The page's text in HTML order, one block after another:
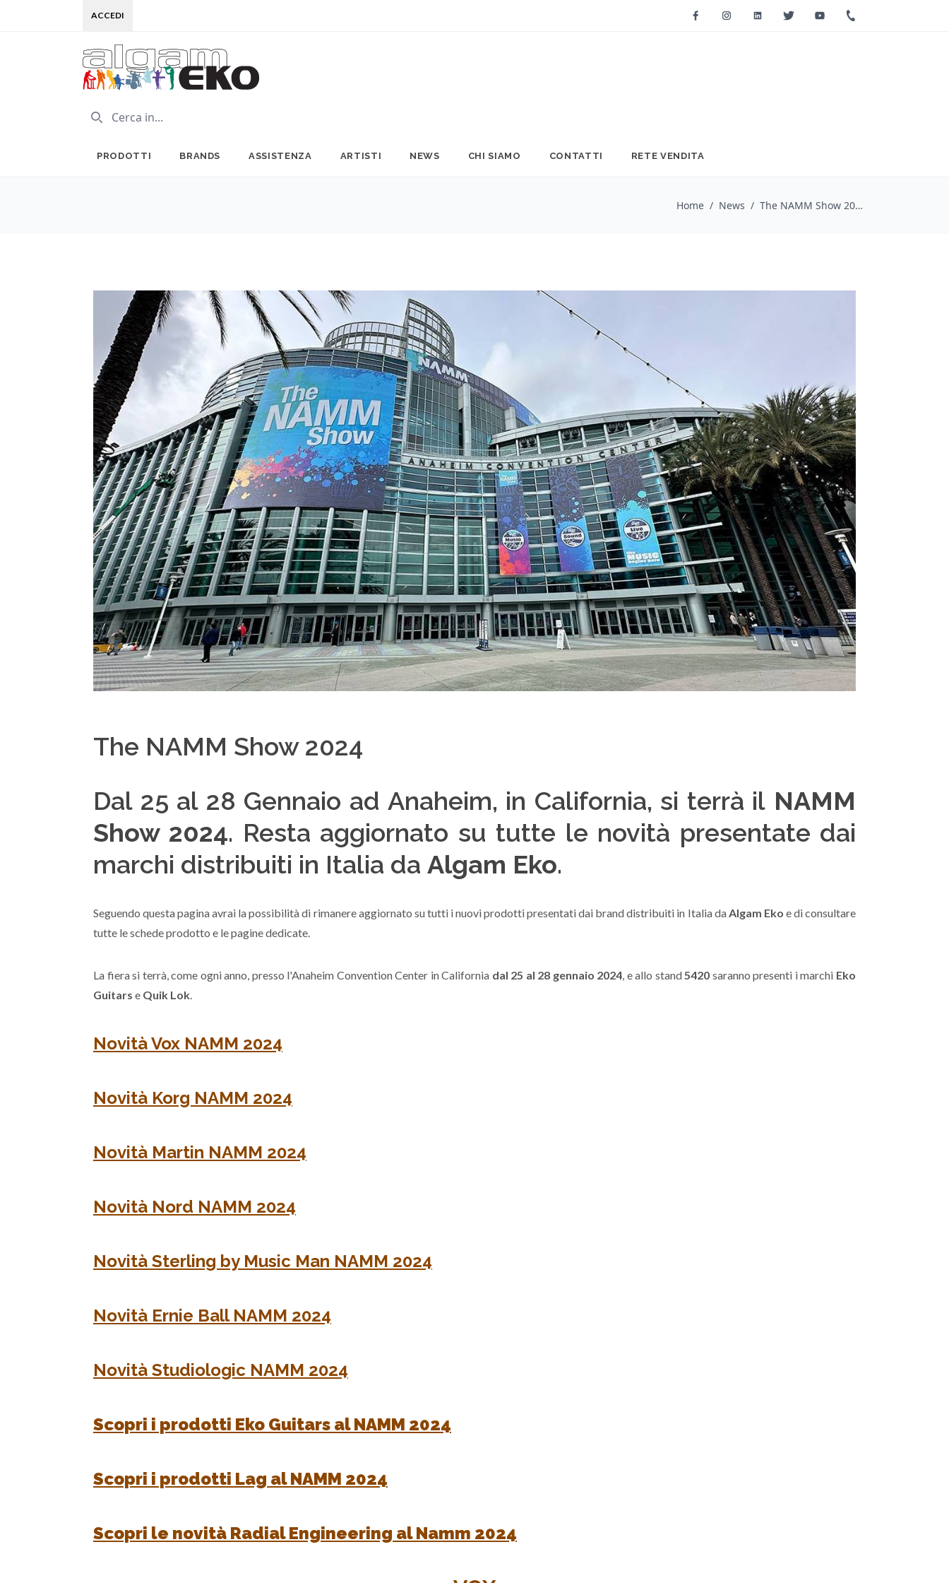
ACCEDI FacebookInstagramLinkedinTwitter Youtube
PRODOTTI BRANDS ASSISTENZA ARTISTI NEWS CHI SIAMO CONTATTI RETE VENDITA
Home / News / The NAMM Show 2024
The NAMM Show 2024
Dal 25 al 28 Gennaio ad Anaheim, in California, si terrà il NAMM
Show 2024. Resta aggiornato su tutte le novità presentate dai
marchi distribuiti in Italia da Algam Eko.
Seguendo questa pagina avrai la possibilità di rimanere aggiornato su tutti i nuovi prodotti presentati dai brand distribuiti in Italia daAlgam Eko e di consultare
tutte le schede prodotto e le pagine dedicate.
La fiera si terrà, come ogni anno, presso l'Anaheim Convention Center in California dal 25 al 28 gennaio 2024, e allo stand5420 saranno presenti i marchi Eko
Guitars e Quik Lok.
Novità Vox NAMM 2024
Novità Korg NAMM 2024
Novità Martin NAMM 2024
Novità Nord NAMM 2024
Novità Sterling by Music Man NAMM 2024
Novità Ernie Ball NAMM 2024
Novità Studiologic NAMM 2024
Scopri i prodotti Eko Guitars al NAMM 2024
Scopri i prodotti Lag al NAMM 2024
Scopri le novità Radial Engineering al Namm 2024